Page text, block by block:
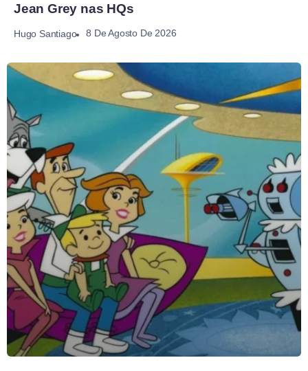
Jean Grey nas HQs
Hugo Santiago 8 De Agosto De 2026